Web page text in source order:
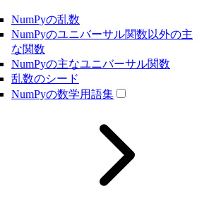
NumPyの乱数
NumPyのユニバーサル関数以外の主
な関数
NumPyの主なユニバーサル関数
乱数のシード
NumPyの数学用語集